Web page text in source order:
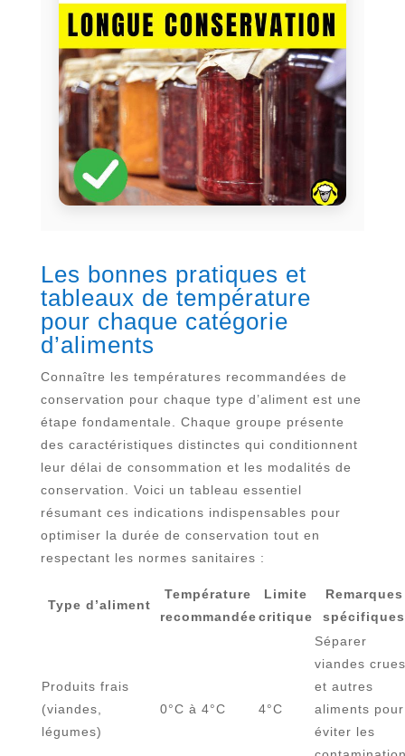
Les bonnes pratiques et
tableaux de température
pour chaque catégorie
d’aliments
Connaître les températures recommandées de
conservation pour chaque type d’aliment est une
étape fondamentale. Chaque groupe présente
des caractéristiques distinctes qui conditionnent
leur délai de consommation et les modalités de
conservation. Voici un tableau essentiel
résumant ces indications indispensables pour
optimiser la durée de conservation tout en
respectant les normes sanitaires :
Type d’aliment
Température
recommandée
Limite
critique
Remarques
spécifiques
Produits frais
(viandes,
légumes)
0°C à 4°C 4°C
Séparer
viandes crues
et autres
aliments pour
éviter les